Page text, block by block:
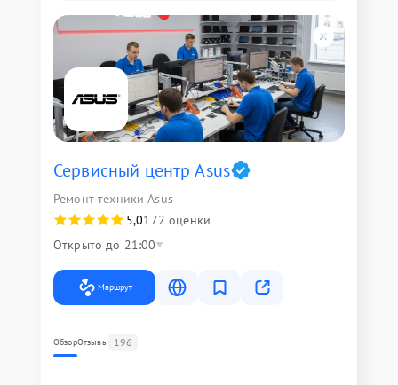
Сервисный центр Asus
Ремонт техники Asus
5,0172 оценки
Открыто до 21:00
Маршрут
ОбзорОтзывы 196